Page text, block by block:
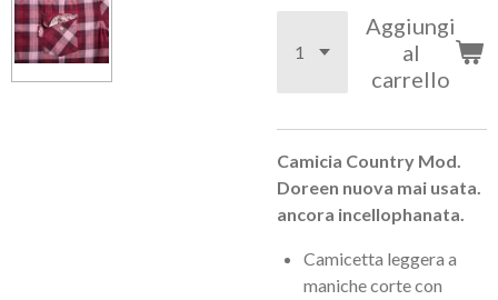
Aggiungi
al
carrello
Camicia Country Mod.
Doreen nuova mai usata.
ancora incellophanata.
Camicetta leggera a
maniche corte con